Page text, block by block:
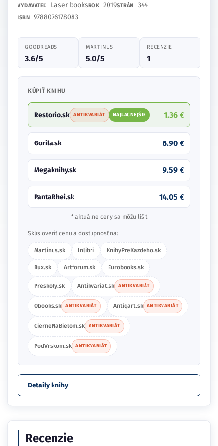
VYDAVATEĽ Laser booksROK 2019STRÁN 344
ISBN 9788076178083
GOODREADS
3.6/5
MARTINUS
5.0/5
RECENZIE
1
KÚPIŤ KNIHU
Restorio.sk ANTIKVARIÁT NAJLACNEJŠIE 1.36 €
Gorila.sk 6.90 €
Megaknihy.sk 9.59 €
PantaRhei.sk 14.05 €
* aktuálne ceny sa môžu líšiť
Skús overiť cenu a dostupnosť na:
Martinus.sk Inlibri KnihyPreKazdeho.sk
Bux.sk Artforum.sk Eurobooks.sk
Preskoly.sk Antikvariat.sk ANTIKVARIÁT
Obooks.sk ANTIKVARIÁT Antiqart.sk ANTIKVARIÁT
CierneNaBielom.sk ANTIKVARIÁT
PodVrskom.sk ANTIKVARIÁT
Detaily knihy
Recenzie